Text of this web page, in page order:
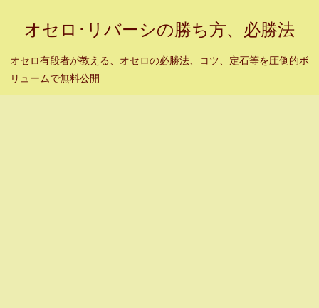
オセロ･リバーシの勝ち方、必勝法
オセロ有段者が教える、オセロの必勝法、コツ、定石等を圧倒的ボ
リュームで無料公開